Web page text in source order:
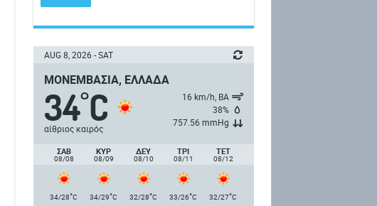
AUG 8, 2026 - SAT
ΜΟΝΕΜΒΑΣΙΆ, ΕΛΛΆΔΑ
34°C
αίθριος καιρός
16 km/h, ΒΑ
38%
757.56 mmHg
ΣΑΒ
08/08
ΚΥΡ
08/09
ΔΕΥ
08/10
ΤΡΙ
08/11
ΤΕΤ
08/12
34/28°C 34/29°C 32/28°C 33/26°C 32/27°C